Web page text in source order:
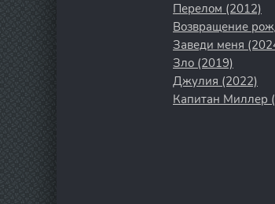
Перелом (2012)
Заведи меня
Зло (2019)
Джулия (2022)
Капитан Миллер